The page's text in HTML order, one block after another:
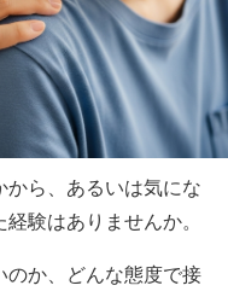
から、あるいは気にな
験はありませんか。
のか、どんな態度で接